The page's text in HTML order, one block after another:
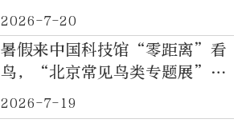
2026-7-20
暑假来中国科技馆“零距离”看
鸟，“北京常见鸟类专题展”开
幕
2026-7-19